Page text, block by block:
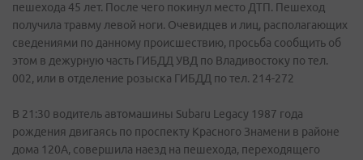
пешехода 45 лет. После чего покинул место ДТП. Пешеход
получила травму левой ноги. Очевидцев и лиц, располагающих
сведениями по данному происшествию, просьба сообщить об
этом в дежурную часть ГИБДД УВД по Владивостоку по тел.
002, или в отделение розыска ГИБДД по тел. 214-272
В 21:30 водитель автомашины Subaru Legacy 1987 года
рождения двигаясь по проспекту Красного Знамени в районе
дома 120А, совершила наезд на пешехода, переходящего